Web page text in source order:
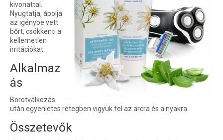
kivonattal.
Nyugtatja, ápolja
az igénybe vett
bőrt, csökkenti a
kellemetlen
irritációkat.
Alkalmaz
ás
Borotválkozás
után egyenletes rétegben vigyük fel az arcra és a nyakra.
Összetevők